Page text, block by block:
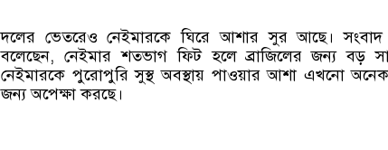
দলের ভেতরেও নেইমারকে ঘিরে আশার সুর আছে। সংবাদ
বলেছেন, নেইমার শতভাগ ফিট হলে ব্রাজিলের জন্য বড়
নেইমারকে পুরোপুরি সুস্থ অবস্থায় পাওয়ার আশা এখনো অনেক
জন্য অপেক্ষা করছে।